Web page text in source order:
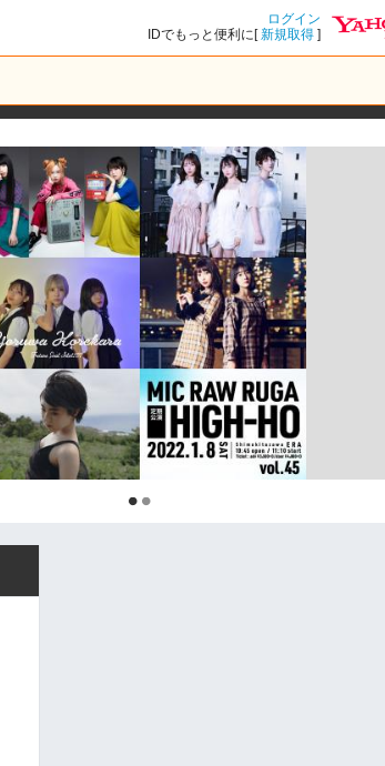
ログイン
IDでもっと便利に[新規取得 ]